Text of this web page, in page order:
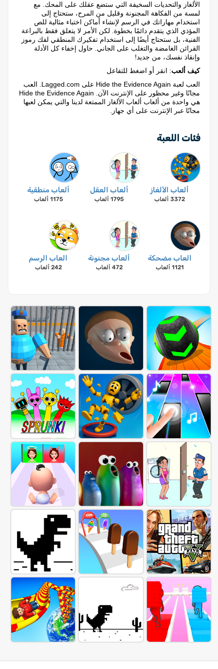
الألغاز والتحديات السخيفة التي ستضع عقلك على المحك. مع
لمسة من الفكاهة المجنونة وقليل من المرح، ستحتاج إلى
استخدام مهاراتك في الرسم لإنشاء أماكن اختباء مثالية للص
المؤذي الذي يتقدم دائمًا بخطوة. لكن الأمر لا يتعلق فقط بالبراعة
الفنية، بل ستحتاج أيضًا إلى استخدام تفكيرك المنطقي لفك رموز
القرائن الغامضة والتغلب على الجاني. حاول إخفاء كل الأدلة
وإنقاذ نفسك، من جديد!
كيف ألعب: انقر أو اضغط للتفاعل
العب لعبة Hide the Evidence Again على Lagged.com. العب
مجانًا وغير محظور على الإنترنت الآن. Hide the Evidence Again
هي واحدة من ألعاب ألعاب الألغاز الممتعة لدينا والتي يمكن لعبها
مجانًا عبر الإنترنت على أي جهاز.
فئات اللعبة
ألعاب الألغاز
3372 ألعاب
ألعاب العقل
1795 ألعاب
ألعاب منطقية
1175 ألعاب
العاب مضحكة
1121 ألعاب
ألعاب مجنونة
472 ألعاب
العاب الرسم
242 ألعاب